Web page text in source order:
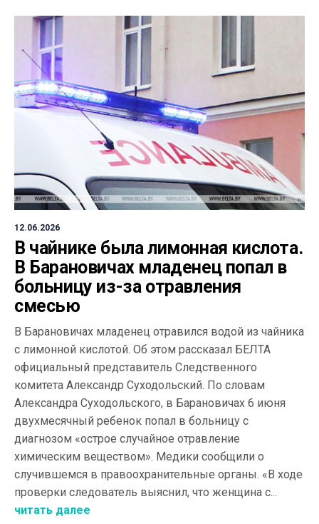
12.06.2026
В чайнике была лимонная кислота.
В Барановичах младенец попал в
больницу из-за отравления
смесью
В Барановичах младенец отравился водой из чайника
с лимонной кислотой. Об этом рассказал БЕЛТА
официальный представитель Следственного
комитета Александр Суходольский. По словам
Александра Суходольского, в Барановичах 6 июня
двухмесячный ребенок попал в больницу с
диагнозом «острое случайное отравление
химическим веществом». Медики сообщили о
случившемся в правоохранительные органы. «В ходе
проверки следователь выяснил, что женщина с...
читать далее